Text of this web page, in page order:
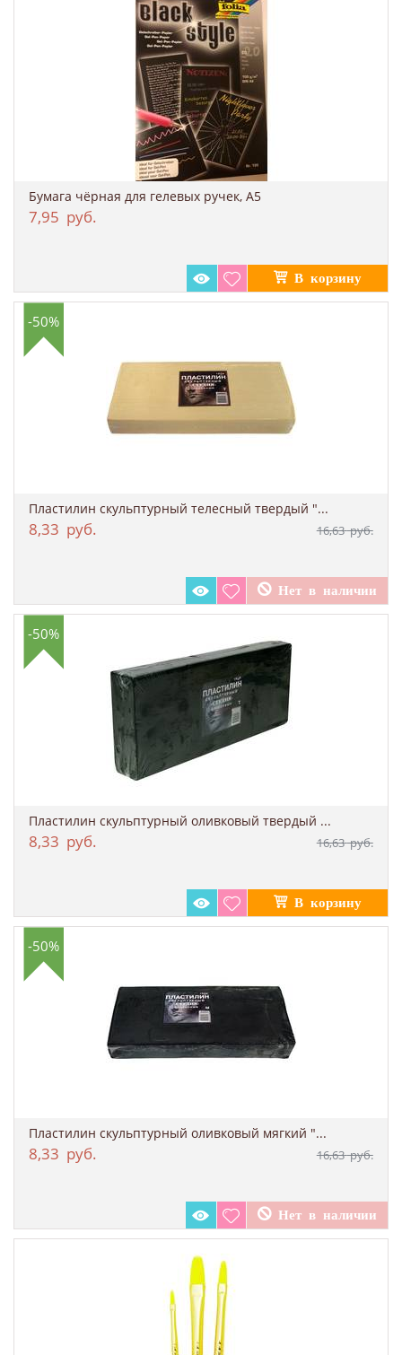
Бумага чёрная для гелевых ручек, А5
7,95 руб.
-50%
Пластилин скульптурный телесный твердый "...
8,33 руб. 16,63руб.
-50%
Пластилин скульптурный оливковый твердый ...
8,33 руб. 16,63руб.
-50%
Пластилин скульптурный оливковый мягкий "...
8,33 руб. 16,63руб.